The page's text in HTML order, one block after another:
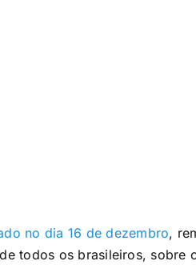
no dia 16 de dezembro,
todos os brasileiros, sobre